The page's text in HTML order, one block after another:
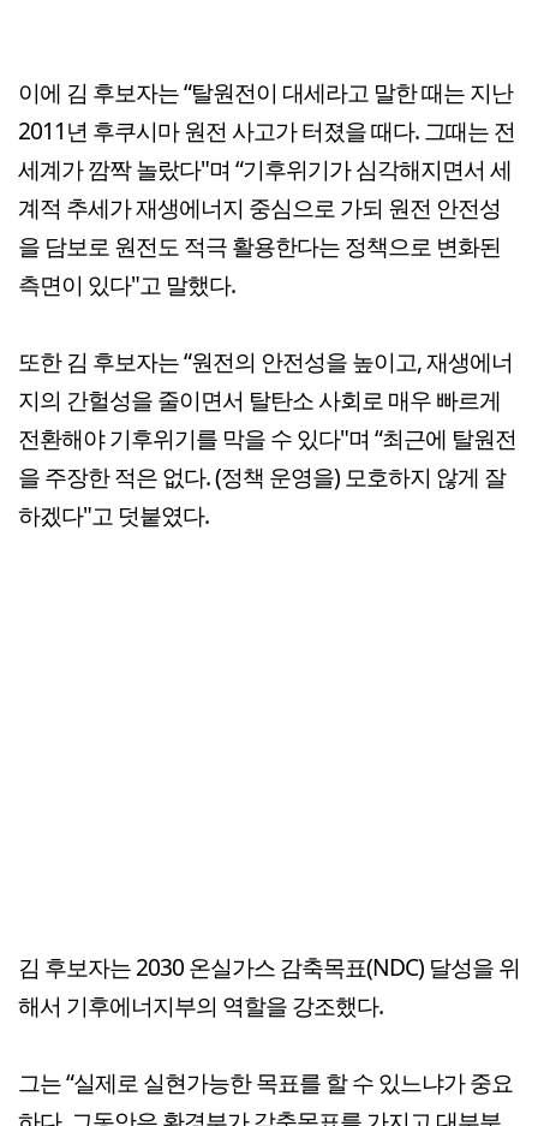
이에 김 후보자는 “탈원전이 대세라고 말한 때는 지난
2011년 후쿠시마 원전 사고가 터졌을 때다. 그때는 전
세계가 깜짝 놀랐다"며 “기후위기가 심각해지면서 세
계적 추세가 재생에너지 중심으로 가되 원전 안전성
을 담보로 원전도 적극 활용한다는 정책으로 변화된
측면이 있다"고 말했다.
또한 김 후보자는 “원전의 안전성을 높이고, 재생에너
지의 간헐성을 줄이면서 탈탄소 사회로 매우 빠르게
전환해야 기후위기를 막을 수 있다"며 “최근에 탈원전
을 주장한 적은 없다. (정책 운영을) 모호하지 않게 잘
하겠다"고 덧붙였다.
김 후보자는 2030 온실가스 감축목표(NDC) 달성을 위
해서 기후에너지부의 역할을 강조했다.
그는 “실제로 실현가능한 목표를 할 수 있느냐가 중요